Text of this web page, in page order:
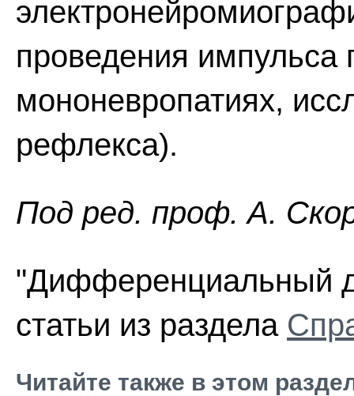
проведения импульса
мононевропатиях,
рефлекса).
Пoд peд. проф. А.
"Дифференциальный
статьи из раздела
Читайте также в этом